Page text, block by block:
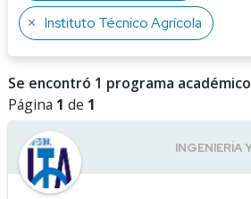
Instituto Técnico Agrícola
Se encontró 1 programa académico
Página 1 de 1